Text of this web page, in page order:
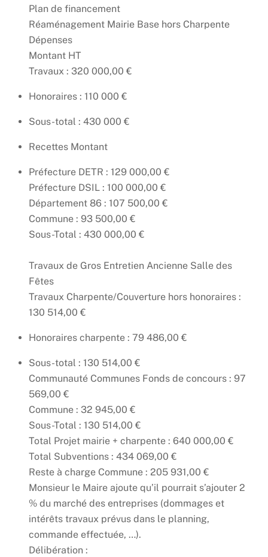
Plan de financement
Réaménagement Mairie Base hors Charpente
Dépenses
Montant HT
Travaux : 320 000,00 €
Honoraires : 110 000 €
Sous-total : 430 000 €
Recettes Montant
Préfecture DETR : 129 000,00 €
Préfecture DSIL : 100 000,00 €
Département 86 : 107 500,00 €
Commune : 93 500,00 €
Sous-Total : 430 000,00 €
Travaux de Gros Entretien Ancienne Salle des
Fêtes
Travaux Charpente/Couverture hors honoraires :
130 514,00 €
Honoraires charpente : 79 486,00 €
Sous-total : 130 514,00 €
Communauté Communes Fonds de concours : 97
569,00 €
Commune : 32 945,00 €
Sous-Total : 130 514,00 €
Total Projet mairie + charpente : 640 000,00 €
Total Subventions : 434 069,00 €
Reste à charge Commune : 205 931,00 €
Monsieur le Maire ajoute qu’il pourrait s’ajouter 2
% du marché des entreprises (dommages et
intérêts travaux prévus dans le planning,
commande effectuée, …).
Délibération :